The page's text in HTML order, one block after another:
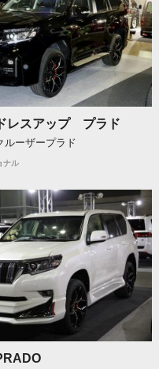
レスアップ プラド
ルーザープラド
ナル